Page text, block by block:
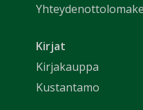
Yhteydenottolomake
Kirjat
Kirjakauppa
Kustantamo